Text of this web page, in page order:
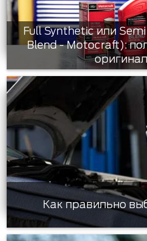
Full Synthetic или
Blend - Motocraft):
Как правильно